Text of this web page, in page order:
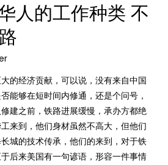
人的工作种类 不
的经济贡献，可以说，没有来自中国
能够在短时间内修通，还是个问号，
建之前，铁路进展缓慢，承办方都绝
来到，他们身材虽然不高大，但他们
城的技术传承，他们的来到，对于铁
后来美国有一句谚语，形容一件事情